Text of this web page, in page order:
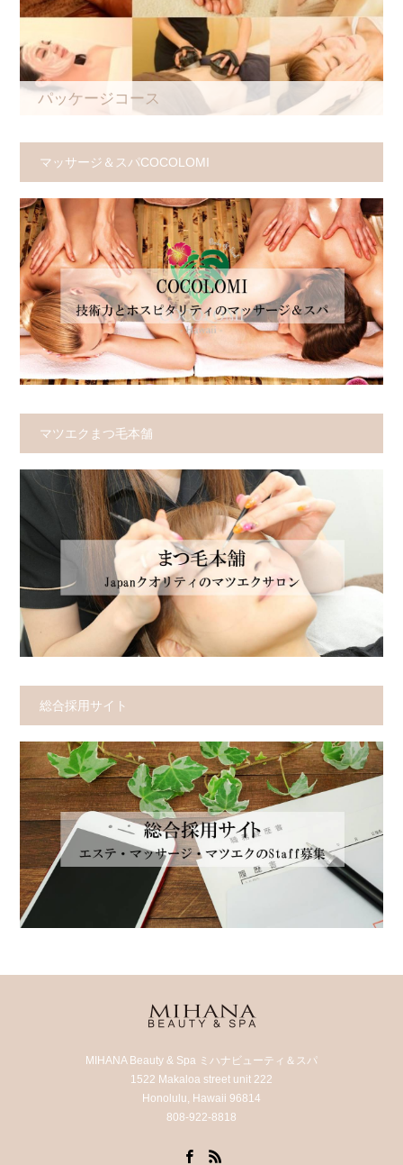
パッケージコース
マッサージ＆スパCOCOLOMI
マツエクまつ毛本舗
総合採用サイト
MIHANA Beauty & Spa ミハナビューティ＆スパ
1522 Makaloa street unit 222
Honolulu, Hawaii 96814
808-922-8818